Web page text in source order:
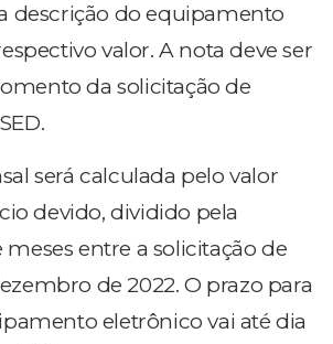
descrição do equipamento
valor. A nota deve ser
da solicitação de
será calculada pelo valor
devido, dividido pela
entre a solicitação de
de 2022. O prazo para
eletrônico vai até dia